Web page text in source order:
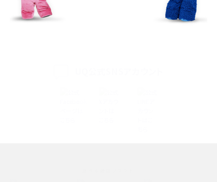
iPhone 16とiPhone 15の違いは？カメラ・スペック・機能を徹底比較